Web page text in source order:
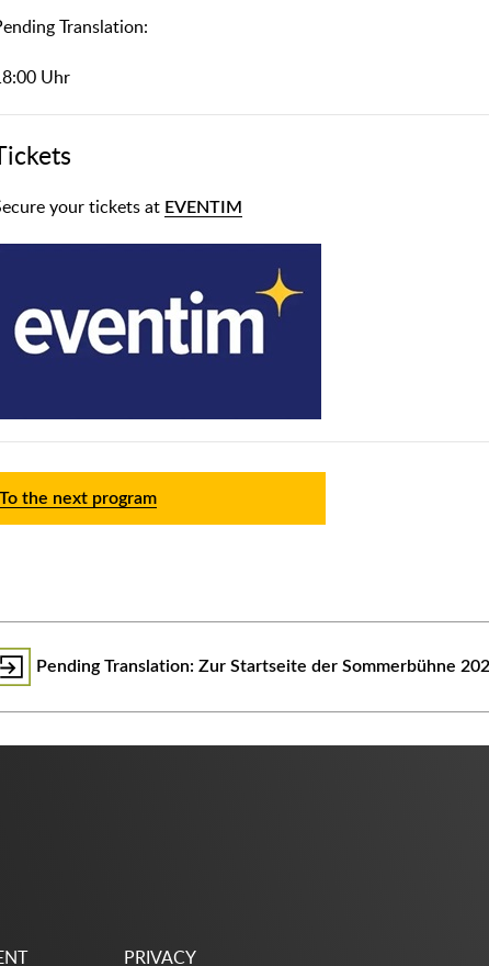
Translation:
Uhr
your tickets at EVENTIM
To the next program
᠎Pending Translation: Zur Startseite der Sommerbühne
PRIVACY